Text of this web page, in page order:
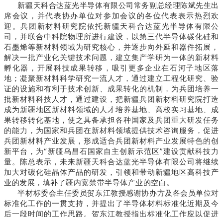
新疆天科合达蓝光半导体有限公司常务副总经理陈斌先生出
席会议，并代表协办单位对参加会议的各位代表表示热烈欢
迎。兵团新材料研究院依托新疆天科合达蓝光半导体有限公
司，并联合中科院物理所进行建设，以第三代半导体碳化硅和
石墨烯等新材料领域为研究核心，并逐步向外延和器件拓展，
解决一批产业化关键技术问题，建立集产学研为一体的新材料
孵化器，开展科技成果转移，吸引更多企业在石河子地区落
地； 凝聚新材料科学研究一流人才，通过建立工程化研究、验
证的设施和有利于技术创新、成果转化的机制，为兵团培养一
批新材料科技人才，通过建设，把新疆兵团新材料研究院打造
成为新疆地区新材料领域的人才培养基地、高校实习基地、成
果转移转化基地，使之具备承担各种国家及兵团重大研发任务
的能力，为国家和兵团在新材料领域提供技术咨询服务，促进
兵团新材料产业发展，形成适合兵团新材料产业发展特色的创
新平台，为“新疆乌昌石国家自主创新示范区”建设贡献科技力
量。 陈总表示，未来新疆天科合达蓝光半导体有限公司将继续
加大对碳化硅晶体产品的研发，引领和带动新疆地区高科技产
业的发展，填补了疆内宽禁带半导体产业的空白。
半材标委会主任委员贺东江教授感谢协办方及各会员单位对
标准化工作的一贯支持，并提出了半导体材料标准化近期及今
后一段时间的工作思路。贺东江教授指出标准化工作应以促进